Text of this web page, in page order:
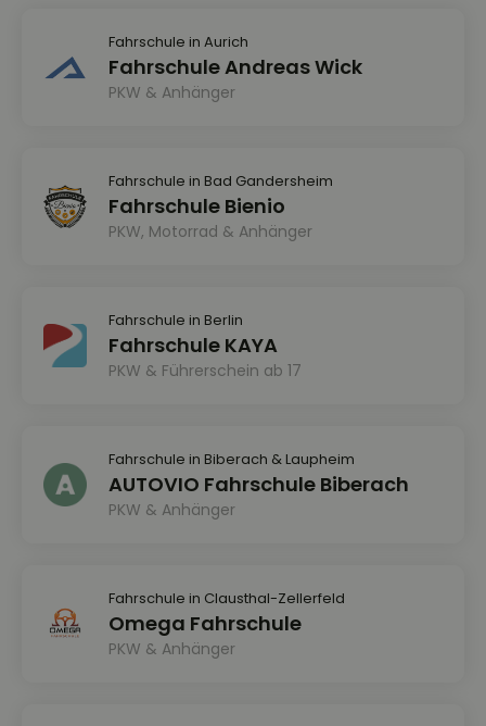
Fahrschule in Aurich
Fahrschule Andreas Wick
PKW & Anhänger
Fahrschule in Bad Gandersheim
Fahrschule Bienio
PKW, Motorrad & Anhänger
Fahrschule in Berlin
Fahrschule KAYA
PKW & Führerschein ab 17
Fahrschule in Biberach & Laupheim
AUTOVIO Fahrschule Biberach
PKW & Anhänger
Fahrschule in Clausthal-Zellerfeld
Omega Fahrschule
PKW & Anhänger